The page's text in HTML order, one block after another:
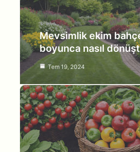
Mevsimlik ekim
boyunca nasıl
Tem 19, 2024